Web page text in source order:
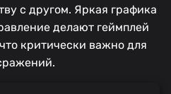
с другом. Яркая графика
делают геймплей
критически важно для